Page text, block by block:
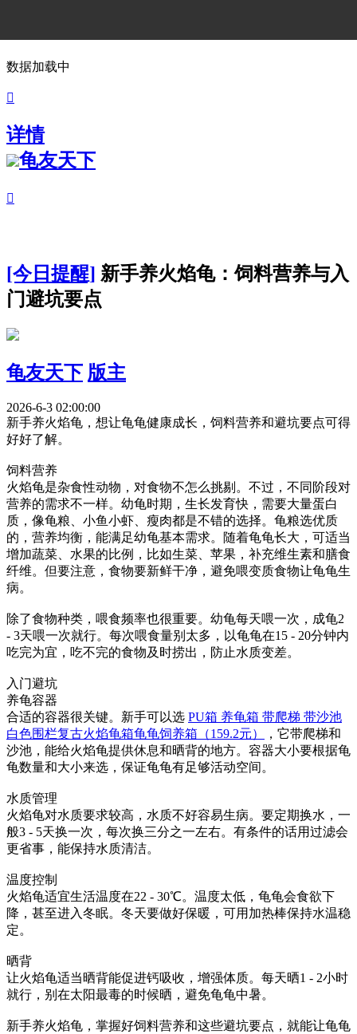
数据加载中

详情
龟友天下

[今日提醒] 新手养火焰龟：饲料营养与入
门避坑要点
龟友天下 版主
2026-6-3 02:00:00
新手养火焰龟，想让龟龟健康成长，饲料营养和避坑要点可得
好好了解。
饲料营养
火焰龟是杂食性动物，对食物不怎么挑剔。不过，不同阶段对
营养的需求不一样。幼龟时期，生长发育快，需要大量蛋白
质，像龟粮、小鱼小虾、瘦肉都是不错的选择。龟粮选优质
的，营养均衡，能满足幼龟基本需求。随着龟龟长大，可适当
增加蔬菜、水果的比例，比如生菜、苹果，补充维生素和膳食
纤维。但要注意，食物要新鲜干净，避免喂变质食物让龟龟生
病。
除了食物种类，喂食频率也很重要。幼龟每天喂一次，成龟2
- 3天喂一次就行。每次喂食量别太多，以龟龟在15 - 20分钟内
吃完为宜，吃不完的食物及时捞出，防止水质变差。
入门避坑
养龟容器
合适的容器很关键。新手可以选 PU箱 养龟箱 带爬梯 带沙池
白色围栏复古火焰龟箱龟龟饲养箱（159.2元）
，它带爬梯和
沙池，能给火焰龟提供休息和晒背的地方。容器大小要根据龟
龟数量和大小来选，保证龟龟有足够活动空间。
水质管理
火焰龟对水质要求较高，水质不好容易生病。要定期换水，一
般3 - 5天换一次，每次换三分之一左右。有条件的话用过滤会
更省事，能保持水质清洁。
温度控制
火焰龟适宜生活温度在22 - 30℃。温度太低，龟龟会食欲下
降，甚至进入冬眠。冬天要做好保暖，可用加热棒保持水温稳
定。
晒背
让火焰龟适当晒背能促进钙吸收，增强体质。每天晒1 - 2小时
就行，别在太阳最毒的时候晒，避免龟龟中暑。
新手养火焰龟，掌握好饲料营养和这些避坑要点，就能让龟龟